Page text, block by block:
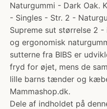
Naturgummi - Dark Oak.
- Singles - Str. 2 -
Supreme sut størrelse 2
og ergonomisk
sutterne fra BIBS er
fryd for øjet, mens de
lille barns tænder og
Mammashop.dk.
Dele af indholdet på